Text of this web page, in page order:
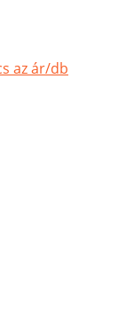
az ár/db